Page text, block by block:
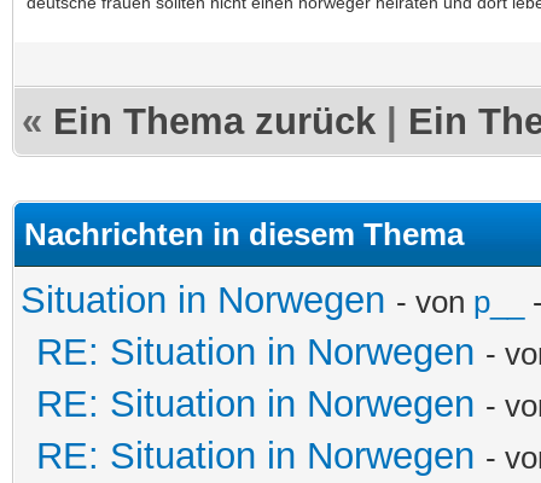
« Ein Thema zurück Ein
Nachrichten in diesem Thema
Situation in Norwegen - von p__
RE: Situation in Norwegen -
RE: Situation in Norwegen -
RE: Situation in Norwegen -